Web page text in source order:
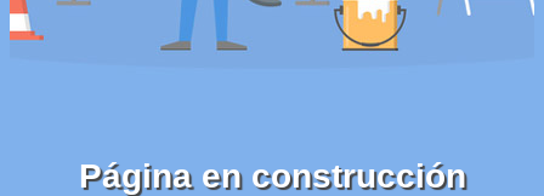
Página en construcción